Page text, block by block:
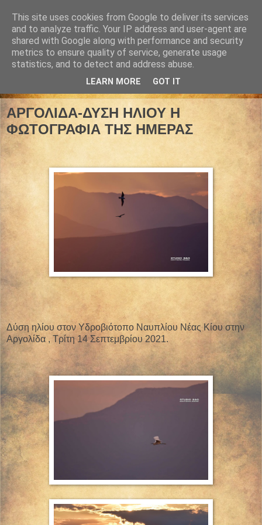
14 Σεπτεμβρίου 2021
ΑΡΓΟΛΙΔΑ-ΔΥΣΗ ΗΛΙΟΥ Η
ΦΩΤΟΓΡΑΦΙΑ ΤΗΣ ΗΜΕΡΑΣ
Δύση ηλίου στον Υδροβιότοπο Ναυπλίου Νέας Κίου στην
Αργολίδα , Τρίτη 14 Σεπτεμβρίου 2021.
This site uses cookies from Google to deliver its services
and to analyze traffic. Your IP address and user-agent are
shared with Google along with performance and security
metrics to ensure quality of service, generate usage
statistics, and to detect and address abuse.
LEARN MORE GOT IT